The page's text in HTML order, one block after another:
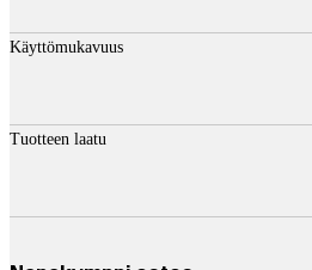
Käyttömukavuus
Tuotteen laatu